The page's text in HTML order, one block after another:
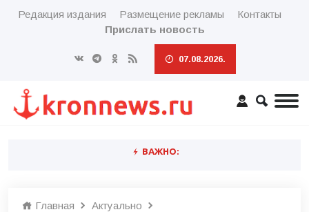
Редакция издания Размещение рекламы
Контакты
Прислать новость
07.08.2026.
ВАЖНО:
Главная
Актуально